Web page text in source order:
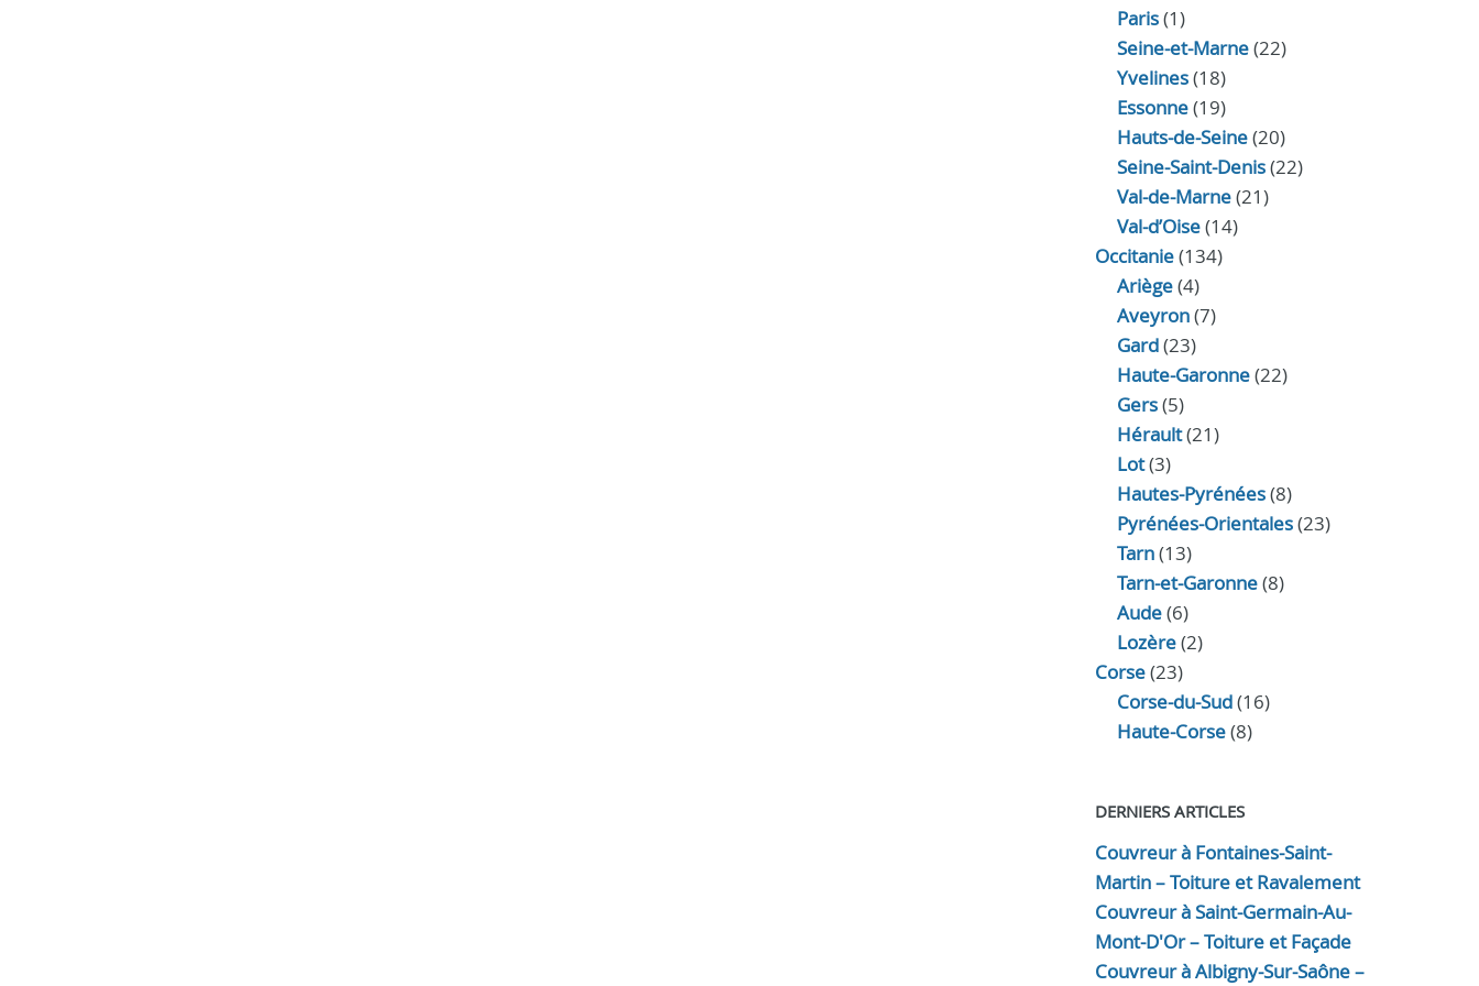
Paris(1)
Seine-et-Marne(22)
Yvelines(18)
Essonne(19)
Hauts-de-Seine(20)
Seine-Saint-Denis(22)
Val-de-Marne(21)
Val-d’Oise(14)
Occitanie(134)
Ariège(4)
Aveyron(7)
Gard(23)
Haute-Garonne(22)
Gers(5)
Hérault(21)
Lot(3)
Hautes-Pyrénées(8)
Pyrénées-Orientales(23)
Tarn(13)
Tarn-et-Garonne(8)
Aude(6)
Lozère(2)
Corse(23)
Corse-du-Sud(16)
Haute-Corse(8)
DERNIERS ARTICLES
Couvreur à Fontaines-Saint-
Martin – Toiture et Ravalement
Couvreur à Saint-Germain-Au-
Mont-D'Or – Toiture et Façade
Couvreur à Albigny-Sur-Saône –